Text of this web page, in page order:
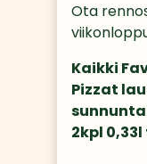
Ota
Kaikki
Pizzat
2kpl